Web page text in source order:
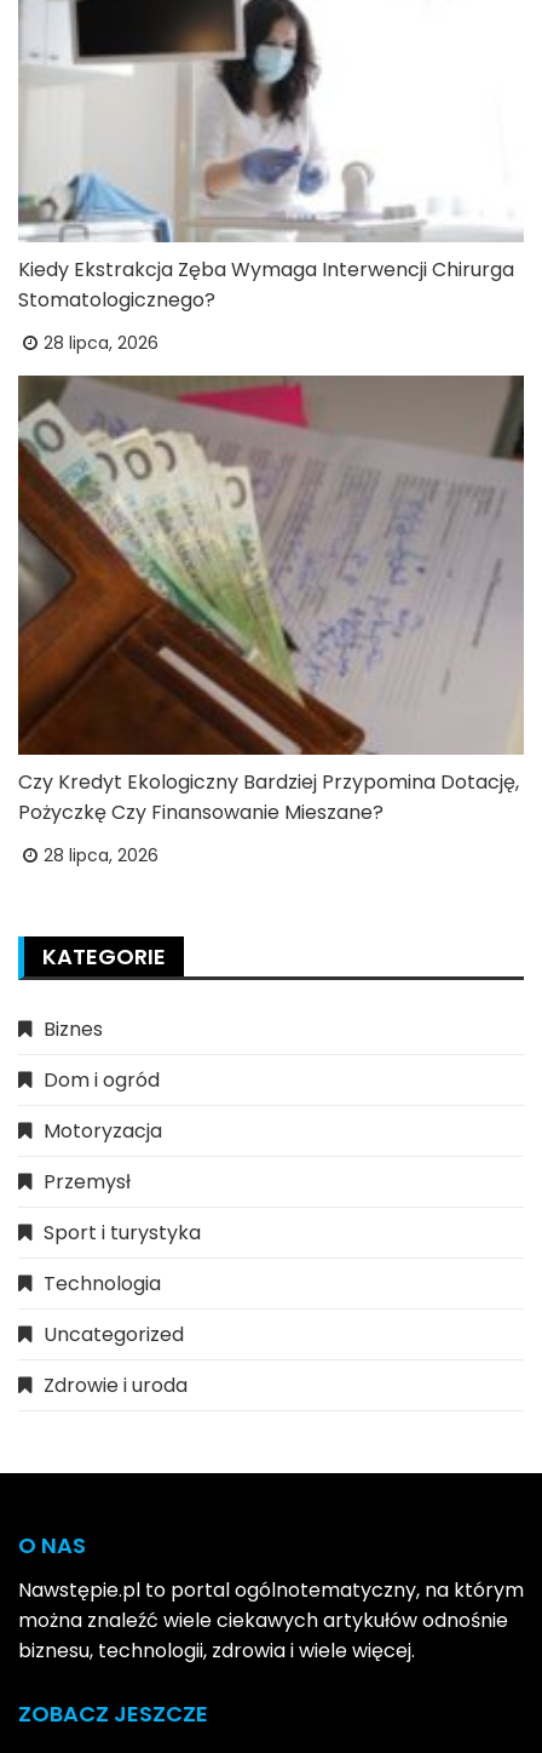
Kiedy Ekstrakcja Zęba Wymaga Interwencji Chirurga
Stomatologicznego?
28 lipca, 2026
Czy Kredyt Ekologiczny Bardziej Przypomina Dotację,
Pożyczkę Czy Finansowanie Mieszane?
28 lipca, 2026
KATEGORIE
Biznes
Dom i ogród
Motoryzacja
Przemysł
Sport i turystyka
Technologia
Uncategorized
Zdrowie i uroda
O NAS
Nawstępie.pl to portal ogólnotematyczny, na którym
można znaleźć wiele ciekawych artykułów odnośnie
biznesu, technologii, zdrowia i wiele więcej.
ZOBACZ JESZCZE